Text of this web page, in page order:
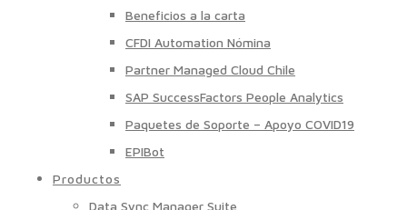
Beneficios a la carta
CFDI Automation Nómina
Partner Managed Cloud Chile
SAP SuccessFactors People Analytics
Paquetes de Soporte – Apoyo COVID19
EPIBot
Productos
Data Sync Manager Suite